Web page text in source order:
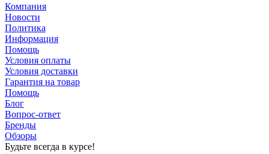
Компания
Новости
Политика
Информация
Помощь
Условия оплаты
Условия доставки
Гарантия на товар
Помощь
Блог
Вопрос-ответ
Бренды
Обзоры
Будьте всегда в курсе!